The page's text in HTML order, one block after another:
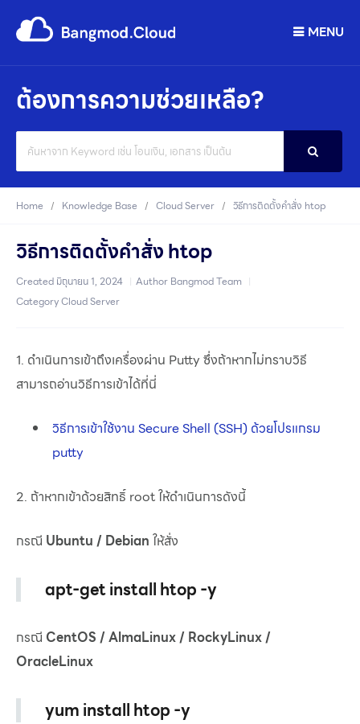
MENU
ต้องการความช่วยเหลือ?
For
Home Knowledge Base Cloud Server วิธีการติดตั้งคำสั่ง htop
วิธีการติดตั้งคำสั่ง htop
Created มิถุนายน 1, 2024 Author Bangmod Team
CategoryCloud Server
1. ดำเนินการเข้าถึงเครื่องผ่าน Putty ซึ่งถ้าหากไม่ทราบวิธี
สามารถอ่านวิธีการเข้าได้ที่นี่
วิธีการเข้าใช้งาน Secure Shell (SSH) ด้วยโปรแกรม
putty
2. ถ้าหากเข้าด้วยสิทธิ์ root ให้ดำเนินการดังนี้
กรณี Ubuntu / Debian ให้สั่ง
apt-get install htop -y
กรณี CentOS / AlmaLinux / RockyLinux /
OracleLinux
yum install htop -y